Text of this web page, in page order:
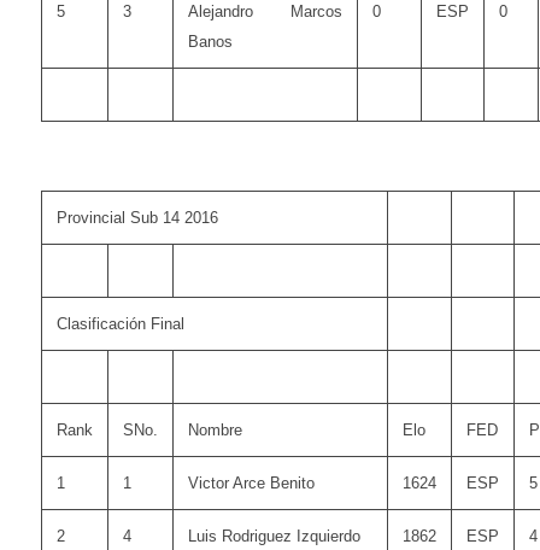
5 3
Alejandro Marcos
Banos
0 ESP 0
Provincial Sub 14 2016
Clasificación Final
Rank SNo. Nombre Elo FED
1 1 Victor Arce Benito 1624 ESP 5
2 4 Luis Rodriguez Izquierdo 1862 ESP 4